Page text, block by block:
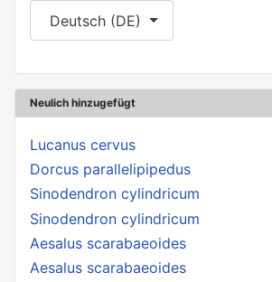
Sprache auswählen
Deutsch (DE)
Neulich hinzugefügt
Lucanus cervus
Dorcus parallelipipedus
Sinodendron cylindricum
Sinodendron cylindricum
Aesalus scarabaeoides
Aesalus scarabaeoides